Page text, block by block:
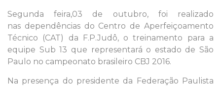
Segunda feira,03 de outubro, foi realizado
nas dependências do Centro de Aperfeiçoamento
Técnico (CAT) da F.P.Judô, o treinamento para a
equipe Sub 13 que representará o estado de São
Paulo no campeonato brasileiro CBJ 2016.
Na presença do presidente da Federação Paulista